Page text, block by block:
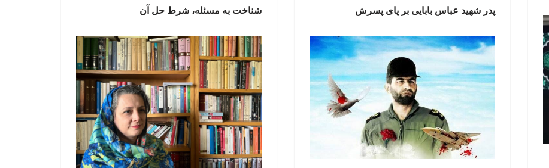
پدر شهید عباس بابایی بر پای پسرش
شناخت به مسئله، شرط حل آن